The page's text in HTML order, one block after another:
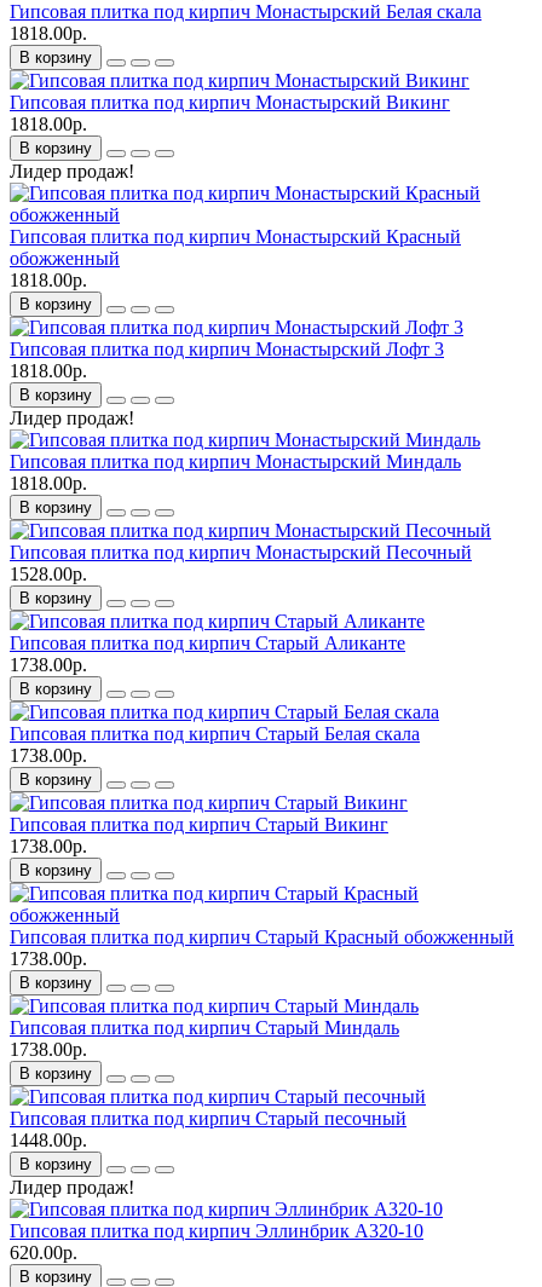
Гипсовая плитка под кирпич Монастырский Белая скала
1818.00р.
В корзину
Гипсовая плитка под кирпич Монастырский Викинг
1818.00р.
В корзину
Лидер продаж!
Гипсовая плитка под кирпич Монастырский Красный
обожженный
1818.00р.
В корзину
Гипсовая плитка под кирпич Монастырский Лофт 3
1818.00р.
В корзину
Лидер продаж!
Гипсовая плитка под кирпич Монастырский Миндаль
1818.00р.
В корзину
Гипсовая плитка под кирпич Монастырский Песочный
1528.00р.
В корзину
Гипсовая плитка под кирпич Старый Аликанте
1738.00р.
В корзину
Гипсовая плитка под кирпич Старый Белая скала
1738.00р.
В корзину
Гипсовая плитка под кирпич Старый Викинг
1738.00р.
В корзину
Гипсовая плитка под кирпич Старый Красный обожженный
1738.00р.
В корзину
Гипсовая плитка под кирпич Старый Миндаль
1738.00р.
В корзину
Гипсовая плитка под кирпич Старый песочный
1448.00р.
В корзину
Лидер продаж!
Гипсовая плитка под кирпич Эллинбрик A320-10
620.00р.
В корзину